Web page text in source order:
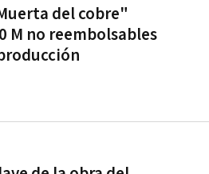
del cobre"
M no reembolsables